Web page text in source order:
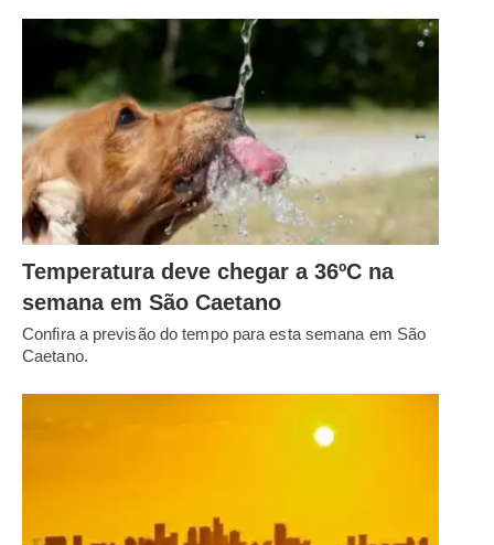
Temperatura deve chegar a 36ºC na
semana em São Caetano
Confira a previsão do tempo para esta semana em São
Caetano.